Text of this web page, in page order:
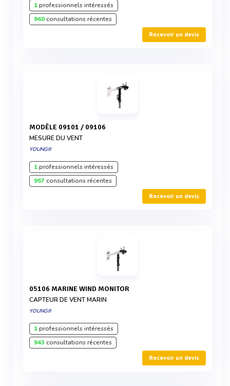
1professionnels intéressés
960consultations récentes
Recevoir un devis
MODÈLE 09101 / 09106
MESURE DU VENT
YOUNG®
1professionnels intéressés
957consultations récentes
Recevoir un devis
05106 MARINE WIND MONITOR
CAPTEUR DE VENT MARIN
YOUNG®
1professionnels intéressés
943 consultations récentes
Recevoir un devis